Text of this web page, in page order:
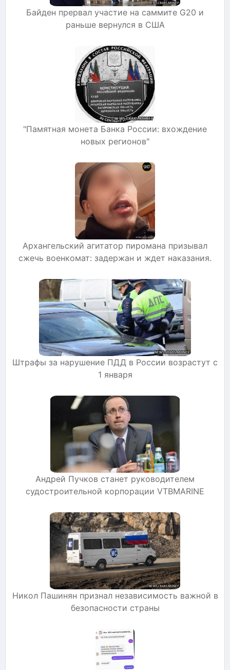
Байден прервал участие на саммите G20 и
раньше вернулся в США
"Памятная монета Банка России: вхождение
новых регионов"
Архангельский агитатор пиромана призывал
сжечь военкомат: задержан и ждет наказания.
Штрафы за нарушение ПДД в России возрастут с
1 января
Андрей Пучков станет руководителем
судостроительной корпорации VTBMARINE
Никол Пашинян признал независимость важной в
безопасности страны